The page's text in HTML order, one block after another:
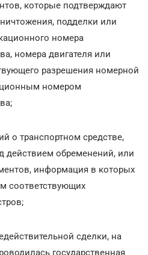
которые подтверждают
подделки или
номера
номера двигателя или
разрешения номерной
номером
о транспортном средстве,
действием обременений, или
информация в которых
соответствующих
сделки, на
государственная